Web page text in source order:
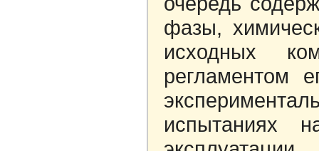
фазы,
исходных
регламентом
испытаниях